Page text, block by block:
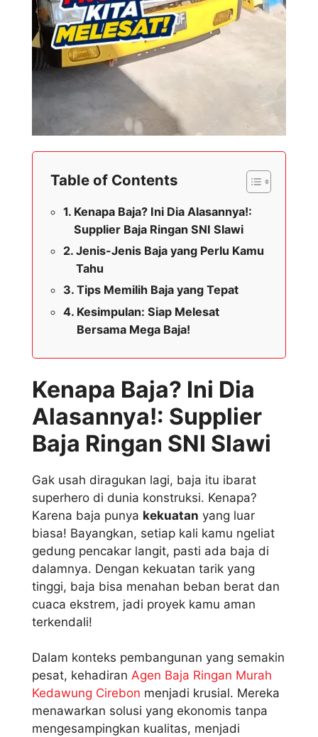
Table of Contents
Kenapa Baja? Ini Dia Alasannya!:
Supplier Baja Ringan SNI Slawi
Jenis-Jenis Baja yang Perlu Kamu
Tahu
Tips Memilih Baja yang Tepat
Kesimpulan: Siap Melesat
Bersama Mega Baja!
Kenapa Baja? Ini Dia
Alasannya!: Supplier
Baja Ringan SNI Slawi
Gak usah diragukan lagi, baja itu ibarat
superhero di dunia konstruksi. Kenapa?
Karena baja punya kekuatan yang luar
biasa! Bayangkan, setiap kali kamu ngeliat
gedung pencakar langit, pasti ada baja di
dalamnya. Dengan kekuatan tarik yang
tinggi, baja bisa menahan beban berat dan
cuaca ekstrem, jadi proyek kamu aman
terkendali!
Dalam konteks pembangunan yang semakin
pesat, kehadiran Agen Baja Ringan Murah
Kedawung Cirebon menjadi krusial. Mereka
menawarkan solusi yang ekonomis tanpa
mengesampingkan kualitas, menjadi